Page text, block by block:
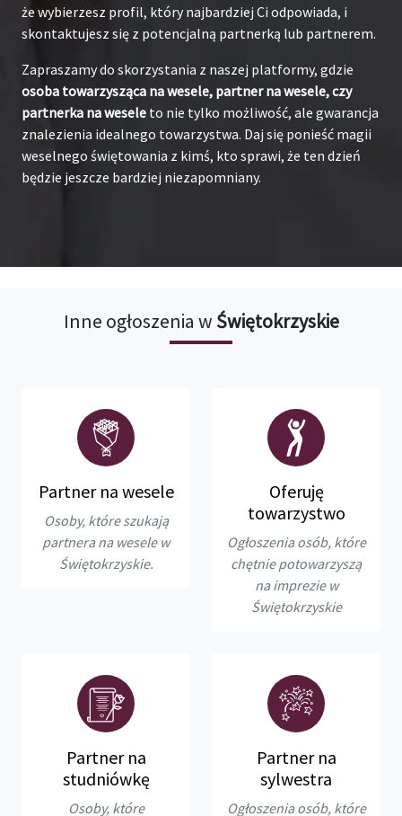
że wybierzesz profil, który najbardziej Ci odpowiada, i
skontaktujesz się z potencjalną partnerką lub partnerem.
Zapraszamy do skorzystania z naszej platformy, gdzie
osoba towarzysząca na wesele, partner na wesele, czy
partnerka na wesele to nie tylko możliwość, ale gwarancja
znalezienia idealnego towarzystwa. Daj się ponieść magii
weselnego świętowania z kimś, kto sprawi, że ten dzień
będzie jeszcze bardziej niezapomniany.
Inne ogłoszenia w Świętokrzyskie
Partner na wesele
Osoby, które szukają
partnera na wesele w
Świętokrzyskie.
Oferuję
towarzystwo
Ogłoszenia osób, które
chętnie potowarzyszą
na imprezie w
Świętokrzyskie
Partner na
studniówkę
Osoby, które
Partner na
sylwestra
Ogłoszenia osób, które